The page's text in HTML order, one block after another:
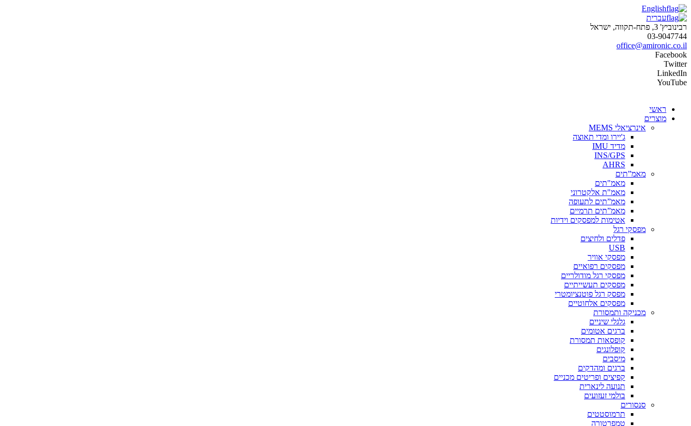
English
עברית
רבינוביץ' 3, פתח-תקווה, ישראל
03-9047744
office@amironic.co.il
Facebook
Twitter
LinkedIn
YouTube
ראשי
מוצרים
אינרציאלי MEMS
ג'יירו ומדי תאוצה
מדיד IMU
INS/GPS
AHRS
מאמ”תים
מאמ"תים
מאמ"ת אלקטרוני
מאמ”תים לתעופה
מאמ”תים תרמיים
אטימות למפסקים וידיות
מפסקי רגל
פדלים ולחיצים
USB
מפסקי אוויר
מפסקים רפואיים
מפסקי רגל מודולריים
מפסקים תעשייתיים
מפסק רגל פוטנציומטרי
מפסקים אלחוטיים
מכניקה ותמסורת
גלגלי שיניים
ברגים אטומים
קופסאות תמסורת
קופלונגים
מיסבים
ברגים ומהדקים
קפיצים ופריטים מכניים
תנועה לינארית
בולמי זעזועים
סנסורים
תרמוסטטים
טמפרטורה